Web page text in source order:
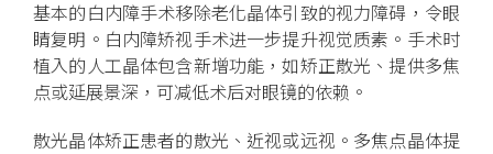
基本的白内障手术移除老化晶体引致的视力障碍，令眼
睛复明。白内障矫视手术进一步提升视觉质素。手术时
植入的人工晶体包含新增功能，如矫正散光、提供多焦
点或延展景深，可减低术后对眼镜的依赖。
散光晶体矫正患者的散光、近视或远视。多焦点晶体提